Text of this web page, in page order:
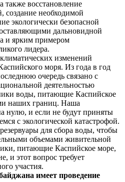
также восстановление
создание необходимой
экологически безопасной
дальновидной
и ярким примером
лидера.
изменений
моря. Из года в год
очередь связано с
деятельностью
воды, питающие Каспийское
наших границ. Наша
нулю, и если не будут приняты
с экологической катастрофой.
для сбора воды, чтобы
объемами живительной
питающие Каспийское море,
и этот вопрос требует
участия.
имеет проведение